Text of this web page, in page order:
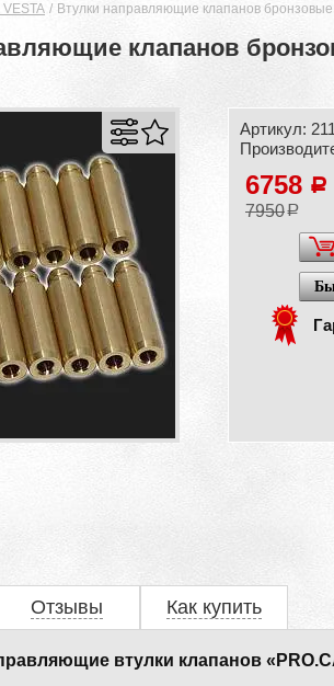
VESTA Втулки направляющие клапанов
клапанов
Артикул:
6758 a
7950a
Отзывы Как купить
втулки клапанов